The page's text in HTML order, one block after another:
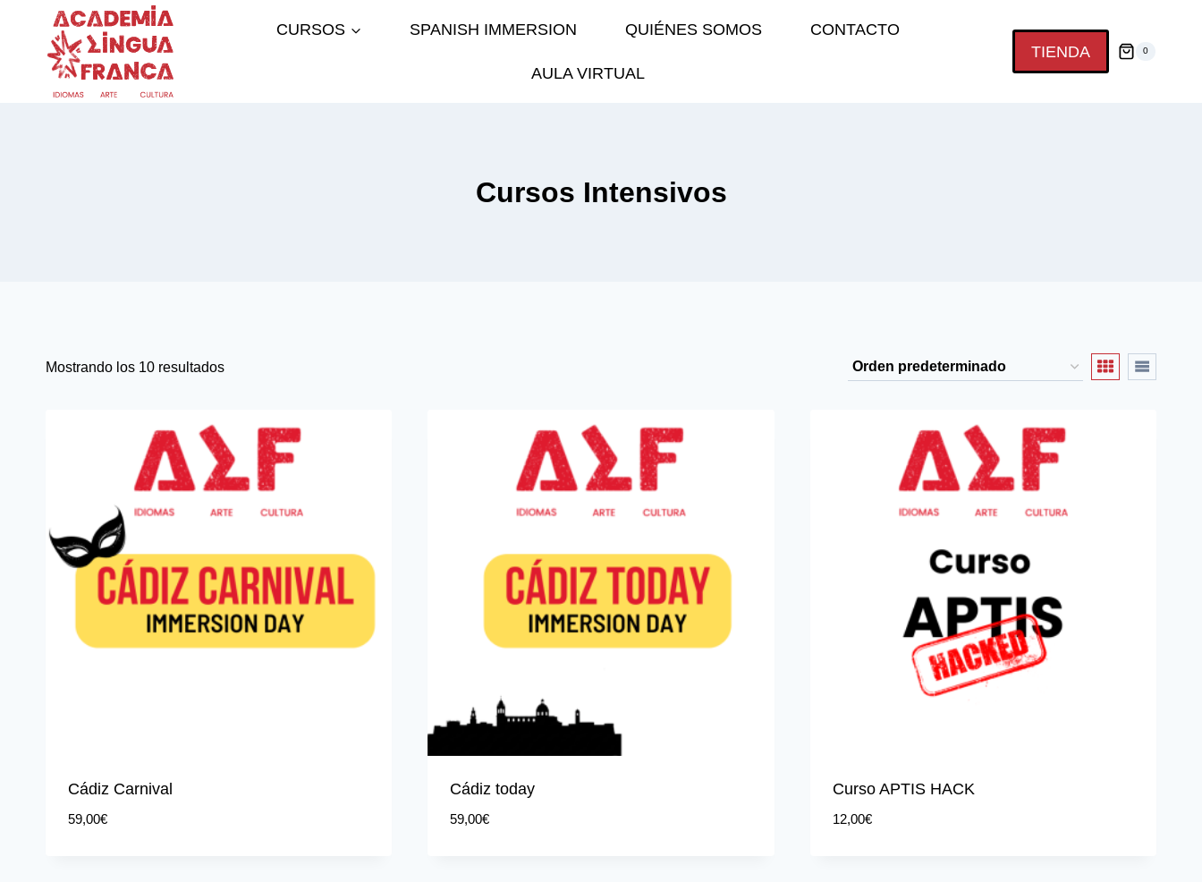
contenido
CURSOS SPANISH IMMERSION QUIÉNES SOMOS CONTACTO
AULA VIRTUAL
TIENDA 0
Cursos Intensivos
Mostrando los 10 resultados
Cádiz Carnival
59,00€
Cádiz today
59,00€
Curso APTIS HACK
12,00€